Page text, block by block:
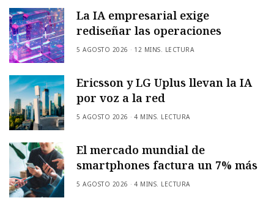
La IA empresarial exige
rediseñar las operaciones
5 AGOSTO 2026 12 MINS. LECTURA
Ericsson y LG Uplus llevan la IA
por voz a la red
5 AGOSTO 2026 4 MINS. LECTURA
El mercado mundial de
smartphones factura un 7% más
5 AGOSTO 2026 4 MINS. LECTURA